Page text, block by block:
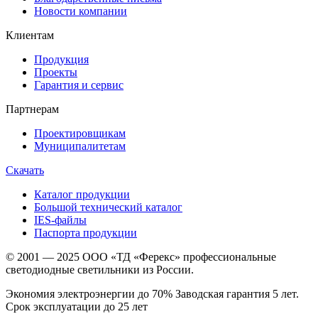
Новости компании
Клиентам
Продукция
Проекты
Гарантия и сервис
Партнерам
Проектировщикам
Муниципалитетам
Скачать
Каталог продукции
Большой технический каталог
IES-файлы
Паспорта продукции
© 2001 — 2025 ООО «ТД «Ферекс» профессиональные
светодиодные светильники из России.
Экономия электроэнергии до 70% Заводская гарантия 5 лет.
Срок эксплуатации до 25 лет